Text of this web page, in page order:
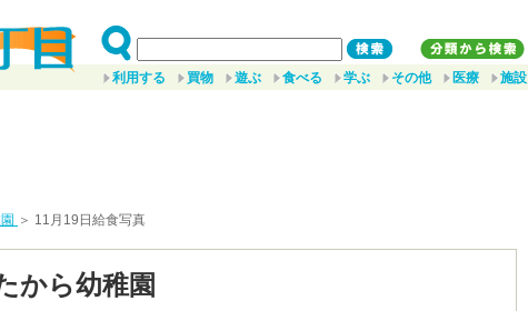
利用する 買物 遊ぶ 食べる 学ぶ その他 医療 施設
＞ 11月19日給食写真
から幼稚園